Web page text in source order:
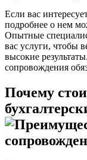
Если вас
подробнее о нем
Опытные
вас услуги, чтобы
высокие
сопровождения
Почему